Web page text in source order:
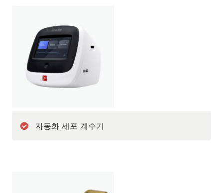
자동화 세포 계수기